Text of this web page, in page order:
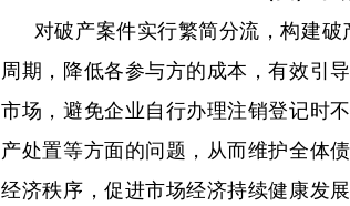
对破产案件实行繁简分流，构建
周期，降低各参与方的成本，有效引
市场，避免企业自行办理注销登记时
产处置等方面的问题，从而维护全体
经济秩序，促进市场经济持续健康发展